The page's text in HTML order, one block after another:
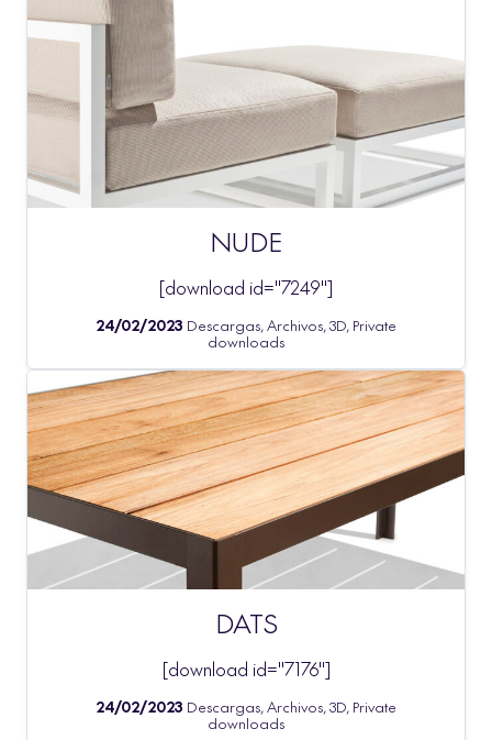
NUDE
[download id="7249"]
24/02/2023 Descargas, Archivos, 3D, Private
downloads
DATS
[download id="7176"]
24/02/2023 Descargas, Archivos, 3D, Private
downloads